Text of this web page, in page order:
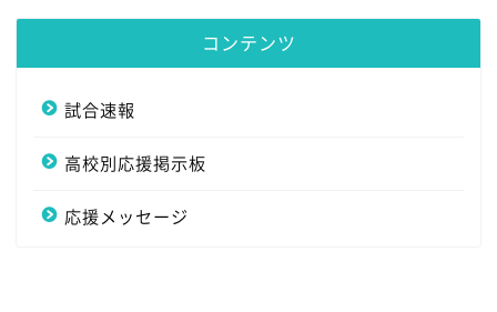
コンテンツ
試合速報
高校別応援掲示板
応援メッセージ